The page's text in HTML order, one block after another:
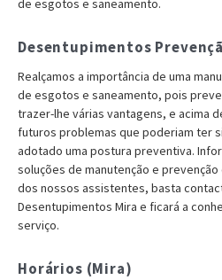
de esgotos e saneamento.
Desentupimentos
Realçamos a importância de uma
de esgotos e saneamento, pois
trazer-lhe várias vantagens, e acima
futuros problemas que poderiam ter
adotado uma postura preventiva.
soluções de manutenção e
dos nossos assistentes, basta
Desentupimentos Mira e ficará a
serviço.
Horários (Mira)